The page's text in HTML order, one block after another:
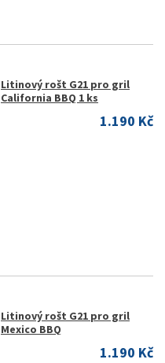
Litinový rošt G21 pro gril
California BBQ 1 ks
1.190 Kč
Litinový rošt G21 pro gril
Mexico BBQ
1.190 Kč